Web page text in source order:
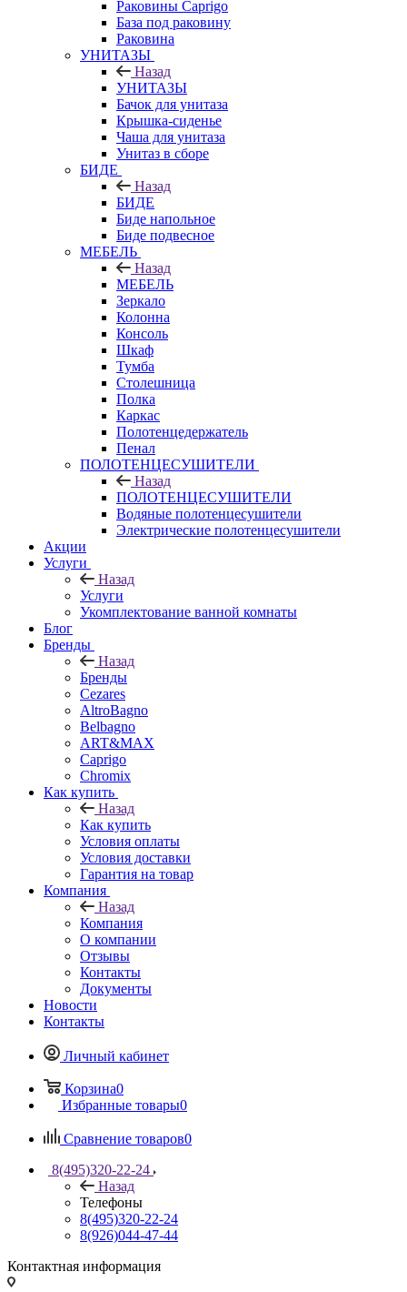
Раковины Caprigo
База под раковину
Раковина
УНИТАЗЫ
Назад
УНИТАЗЫ
Бачок для унитаза
Крышка-сиденье
Чаша для унитаза
Унитаз в сборе
БИДЕ
Назад
БИДЕ
Биде напольное
Биде подвесное
МЕБЕЛЬ
Назад
МЕБЕЛЬ
Зеркало
Колонна
Консоль
Шкаф
Тумба
Столешница
Полка
Каркас
Полотенцедержатель
Пенал
ПОЛОТЕНЦЕСУШИТЕЛИ
Назад
ПОЛОТЕНЦЕСУШИТЕЛИ
Водяные полотенцесушители
Электрические полотенцесушители
Акции
Услуги
Назад
Услуги
Укомплектование ванной комнаты
Блог
Бренды
Назад
Бренды
Cezares
AltroBagno
Belbagno
ART&MAX
Caprigo
Chromix
Как купить
Назад
Как купить
Условия оплаты
Условия доставки
Гарантия на товар
Компания
Назад
Компания
О компании
Отзывы
Контакты
Документы
Новости
Контакты
Личный кабинет
Корзина0
Избранные товары0
Сравнение товаров0
8(495)320-22-24
Назад
Телефоны
8(495)320-22-24
8(926)044-47-44
Контактная информация